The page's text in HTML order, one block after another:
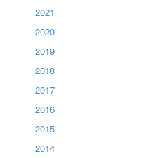
2021
2020
2019
2018
2017
2016
2015
2014